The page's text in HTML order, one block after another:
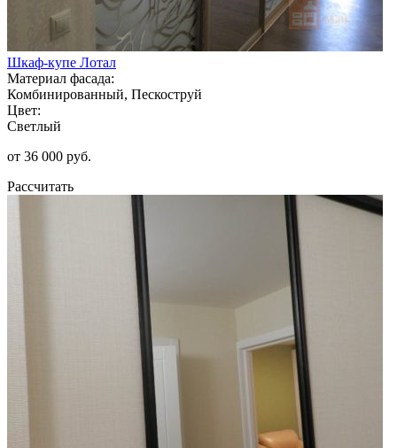
Шкаф-купе Лотал
Материал фасада:
Комбинированный, Пескоструй
Цвет:
Светлый
от 36 000 руб.
Рассчитать